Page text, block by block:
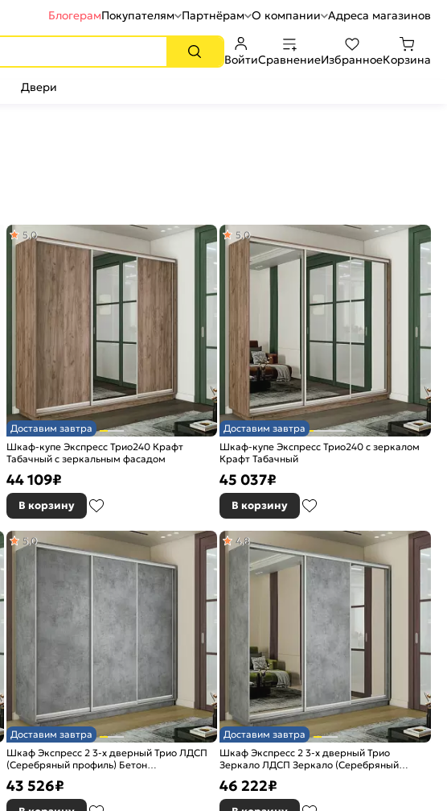
БлогерамПокупателям Партнёрам О компании Адреса магазинов
ВойтиСравнениеИзбранноеКорзина
Двери
Доставим завтра
Шкаф-купе Экспресс Трио240 Крафт
Табачный с зеркальным фасадом
5,0
44 109₽
В корзину
Доставим завтра
Шкаф-купе Экспресс Трио240 с зеркалом
Крафт Табачный
5,0
45 037₽
В корзину
Доставим завтра
Шкаф Экспресс 2 3-х дверный Трио ЛДСП
(Серебряный профиль) Бетон
5,0
43 526₽
Доставим завтра
Шкаф Экспресс 2 3-х дверный Трио
Зеркало ЛДСП Зеркало (Серебряный
4,8
46 222₽